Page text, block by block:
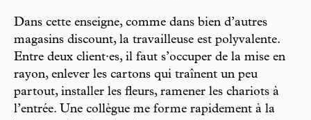
Dans cette enseigne, comme dans bien d’autres
magasins discount, la travailleuse est polyvalente.
Entre deux client·es, il faut s’occuper de la mise en
rayon, enlever les cartons qui traînent un peu
partout, installer les fleurs, ramener les chariots à
l’entrée. Une collègue me forme rapidement à la